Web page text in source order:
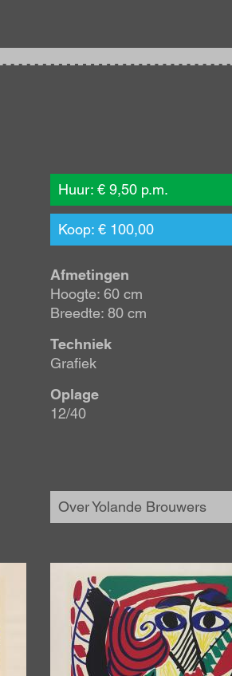
Huur: € 9,50 p.m.
Koop: € 100,00
Afmetingen
Hoogte: 60 cm
Breedte: 80 cm
Techniek
Grafiek
Oplage
12/40
Over Yolande Brouwers